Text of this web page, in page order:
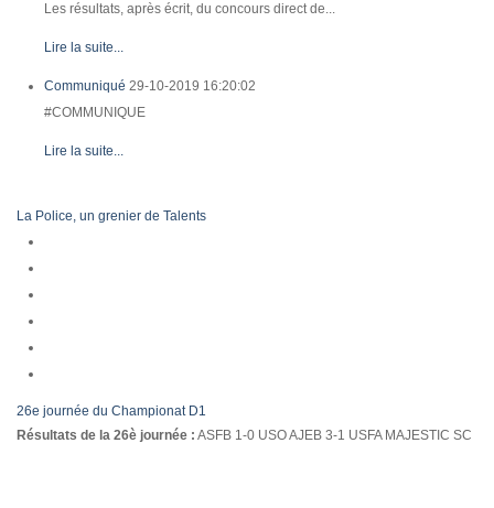
Les résultats, après écrit, du concours direct de...
Lire la suite...
Communiqué 29-10-2019 16:20:02
#COMMUNIQUE
Lire la suite...
La Police, un grenier de Talents
26e journée du Championat D1
Résultats de la 26è journée : ASFB 1-0 USO AJEB 3-1 USFA MAJESTIC SC